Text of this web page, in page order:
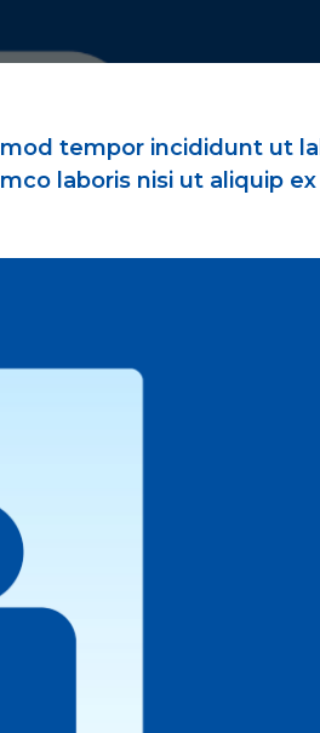
tempor incididunt ut
laboris nisi ut aliquip